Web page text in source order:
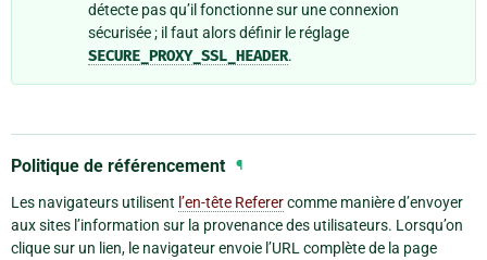
détecte pas qu’il fonctionne sur une connexion
sécurisée ; il faut alors définir le réglage
SECURE_PROXY_SSL_HEADER.
Politique de référencement ¶
Les navigateurs utilisent l’en-tête Referercomme manière d’envoyer
aux sites l’information sur la provenance des utilisateurs. Lorsqu’on
clique sur un lien, le navigateur envoie l’URL complète de la page